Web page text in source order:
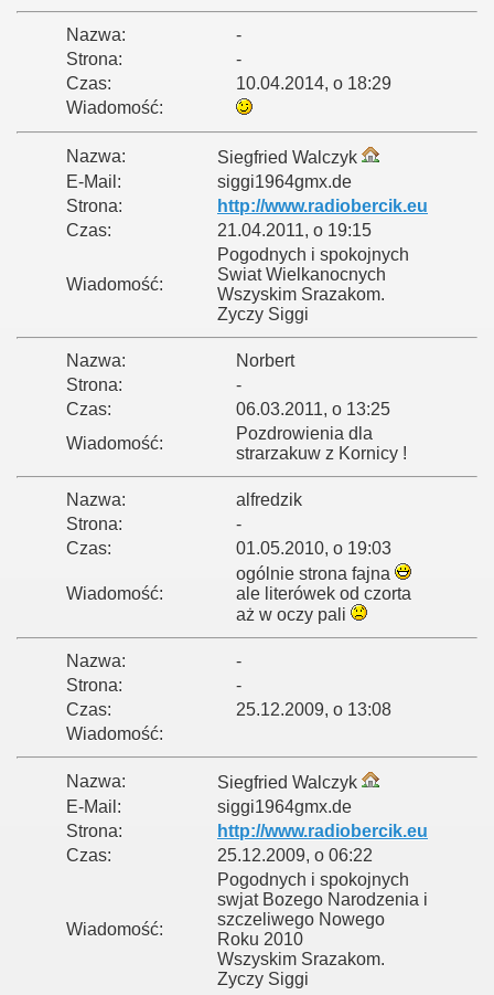
Nazwa:
-
Strona:
-
Czas:
10.04.2014, o 18:29
Wiadomość:
Nazwa:
Siegfried Walczyk
E-Mail:
siggi1964gmx.de
Strona:
http://www.radiobercik.eu
Czas:
21.04.2011, o 19:15
Wiadomość:
Pogodnych i spokojnych
Swiat Wielkanocnych
Wszyskim Srazakom.
Zyczy Siggi
Nazwa:
Norbert
Strona:
-
Czas:
06.03.2011, o 13:25
Wiadomość:
Pozdrowienia dla
strarzakuw z Kornicy !
Nazwa:
alfredzik
Strona:
-
Czas:
01.05.2010, o 19:03
Wiadomość:
ogólnie strona fajna
ale literówek od czorta
aż w oczy pali
Nazwa:
-
Strona:
-
Czas:
25.12.2009, o 13:08
Wiadomość:
Nazwa:
Siegfried Walczyk
E-Mail:
siggi1964gmx.de
Strona:
http://www.radiobercik.eu
Czas:
25.12.2009, o 06:22
Wiadomość:
Pogodnych i spokojnych
swjat Bozego Narodzenia i
szczeliwego Nowego
Roku 2010
Wszyskim Srazakom.
Zyczy Siggi